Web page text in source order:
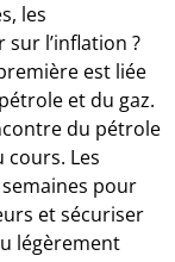
les
l’inflation ?
est liée
et du gaz.
du pétrole
Les
pour
et sécuriser
légèrement